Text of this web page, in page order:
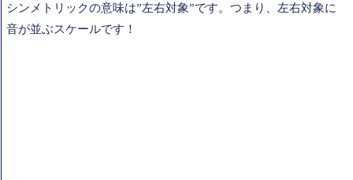
シンメトリックの意味は”左右対象”です。つまり、左右対象に
音が並ぶスケールです！